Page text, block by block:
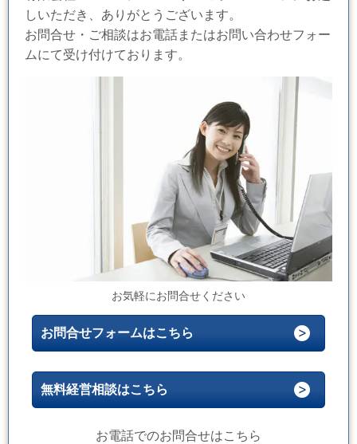
しいただき、ありがとうございます。
お問合せ・ご相談はお電話またはお問い合わせフォー
ムにて受け付けております。
お気軽にお問合せください
お問合せフォームはこちら
無料経営相談はこちら
お電話でのお問合せはこちら